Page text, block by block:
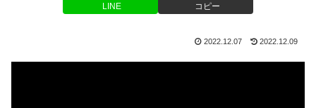
LINE コピー
2022.12.07 2022.12.09